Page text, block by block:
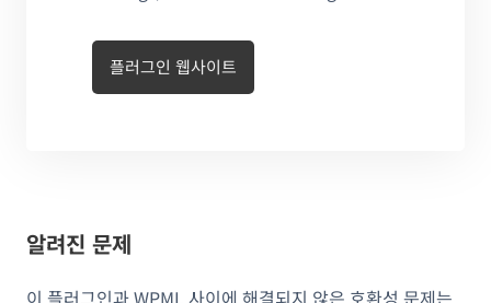
플러그인 웹사이트
알려진 문제
이 플러그인과 WPML 사이에 해결되지 않은 호환성 문제는